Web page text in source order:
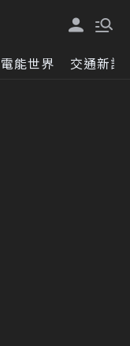
電能世界 交通新訊